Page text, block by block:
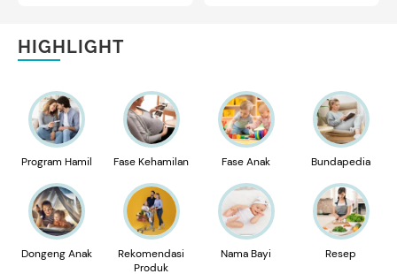
HIGHLIGHT
Program Hamil Fase Kehamilan Fase Anak Bundapedia
Dongeng Anak
Rekomendasi
Produk
Nama Bayi Resep